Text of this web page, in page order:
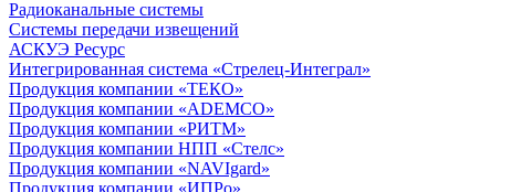
Радиоканальные системы
Системы передачи извещений
АСКУЭ Ресурс
Интегрированная система «Стрелец-Интеграл»
Продукция компании «ТЕКО»
Продукция компании «ADEMCO»
Продукция компании «РИТМ»
Продукция компании НПП «Стелс»
Продукция компании «NAVIgard»
Продукция компании «ИПРо»